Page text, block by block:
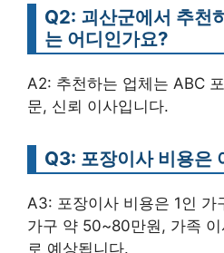
Q2: 괴산군에서 추천
는 어디인가요?
A2: 추천하는 업체는 ABC
문, 신뢰 이사입니다.
Q3: 포장이사 비용은
A3: 포장이사 비용은 1인
가구 약 50~80만원, 가족
로 예상됩니다.